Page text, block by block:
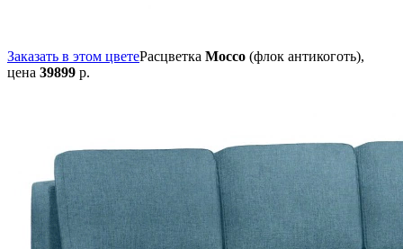
Заказать в этом цветеРасцветка Mocco (флок антикоготь),
цена 39899 р.